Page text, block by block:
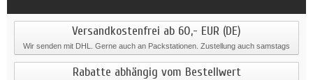
Versandkostenfrei ab 60,- EUR (DE)
Wir senden mit DHL. Gerne auch an Packstationen. Zustellung auch samstags
Rabatte abhängig vom Bestellwert